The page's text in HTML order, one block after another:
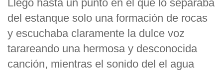
Llegó hasta un punto en el que lo separaba
del estanque solo una formación de rocas
y escuchaba claramente la dulce voz
tarareando una hermosa y desconocida
canción, mientras el sonido del el agua